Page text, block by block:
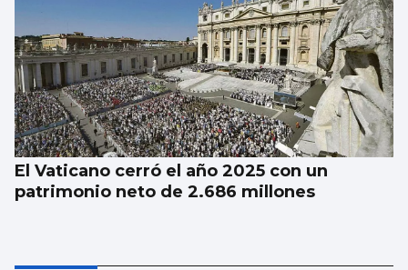
El Vaticano cerró el año 2025 con un
patrimonio neto de 2.686 millones